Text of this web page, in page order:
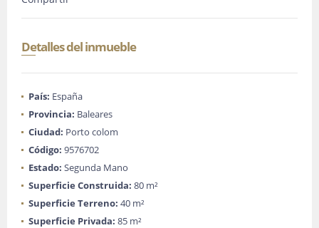
Detalles del inmueble
País: España
Provincia: Baleares
Ciudad: Porto colom
Código: 9576702
Estado: Segunda Mano
Superficie Construida: 80 m²
Superficie Terreno: 40 m²
Superficie Privada: 85 m²